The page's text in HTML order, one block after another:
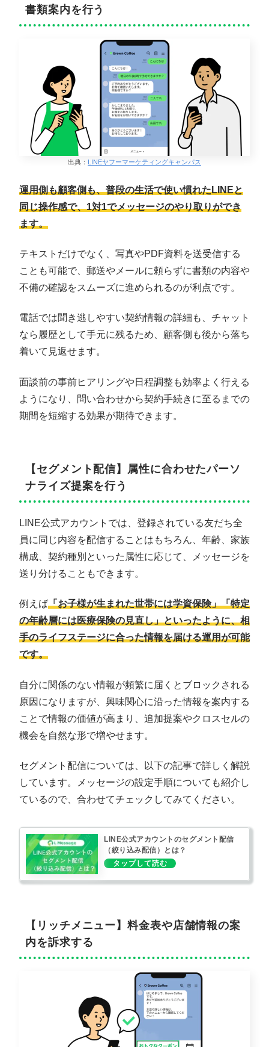
書類案内を行う
出典： LINEヤフーマーケティングキャンパス
運用側も顧客側も、普段の生活で使い慣れたLINEと
同じ操作感で、1対1でメッセージのやり取りができ
ます。
テキストだけでなく、写真やPDF資料を送受信する
ことも可能で、郵送やメールに頼らずに書類の内容や
不備の確認をスムーズに進められるのが利点です。
電話では聞き逃しやすい契約情報の詳細も、チャット
なら履歴として手元に残るため、顧客側も後から落ち
着いて見返せます。
面談前の事前ヒアリングや日程調整も効率よく行える
ようになり、問い合わせから契約手続きに至るまでの
期間を短縮する効果が期待できます。
【セグメント配信】属性に合わせたパーソ
ナライズ提案を行う
LINE公式アカウントでは、登録されている友だち全
員に同じ内容を配信することはもちろん、年齢、家族
構成、契約種別といった属性に応じて、メッセージを
送り分けることもできます。
例えば「お子様が生まれた世帯には学資保険」「特定
の年齢層には医療保険の見直し」といったように、相
手のライフステージに合った情報を届ける運用が可能
です。
自分に関係のない情報が頻繁に届くとブロックされる
原因になりますが、興味関心に沿った情報を案内する
ことで情報の価値が高まり、追加提案やクロスセルの
機会を自然な形で増やせます。
セグメント配信については、以下の記事で詳しく解説
しています。メッセージの設定手順についても紹介し
ているので、合わせてチェックしてみてください。
LINE公式アカウントのセグメント配信
（絞り込み配信）とは？
【リッチメニュー】料金表や店舗情報の案
内を訴求する